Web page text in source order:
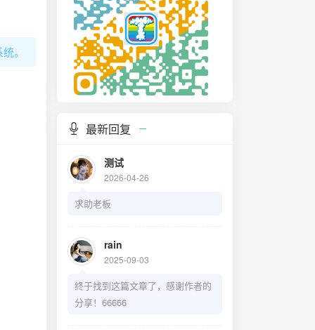
。
最新回复
测试
2026-04-26
求助老板
rain
2025-09-03
终于找到这篇文章了，感谢作者的
分享！66666